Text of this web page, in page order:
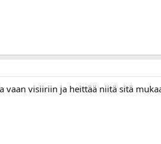
visiiriin ja heittää niitä sitä